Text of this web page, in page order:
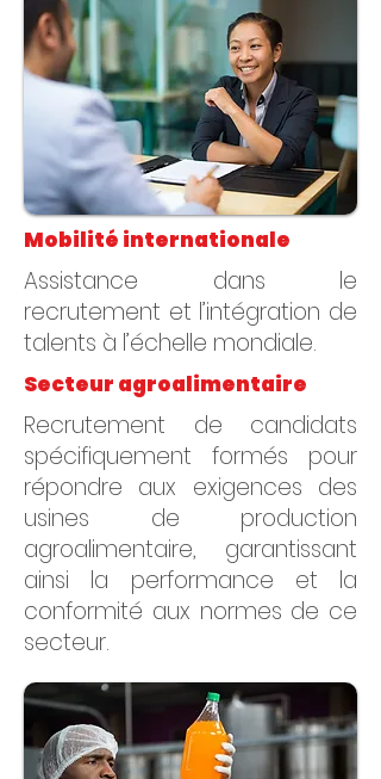
Mobilité internationale
Assistance dans le
recrutement et l’intégration de
talents à l’échelle mondiale.
Secteur agroalimentaire
Recrutement de candidats
spécifiquement formés pour
répondre aux exigences des
usines de production
agroalimentaire, garantissant
ainsi la performance et la
conformité aux normes de ce
secteur.